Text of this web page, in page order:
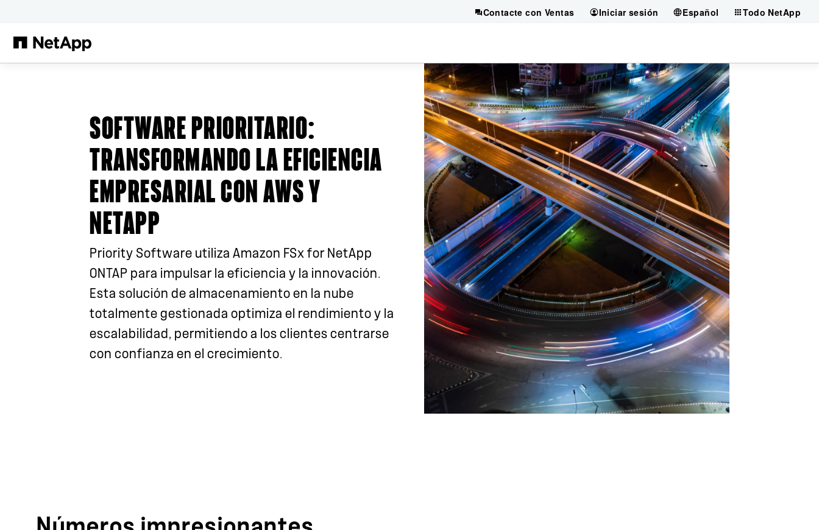
Contacte con Ventas Iniciar sesión Español Todo NetApp
SOFTWARE PRIORITARIO:
TRANSFORMANDO LA EFICIENCIA
EMPRESARIAL CON AWS Y
NETAPP
Priority Software utiliza Amazon FSx for NetApp
ONTAP para impulsar la eficiencia y la innovación.
Esta solución de almacenamiento en la nube
totalmente gestionada optimiza el rendimiento y la
escalabilidad, permitiendo a los clientes centrarse
con confianza en el crecimiento.